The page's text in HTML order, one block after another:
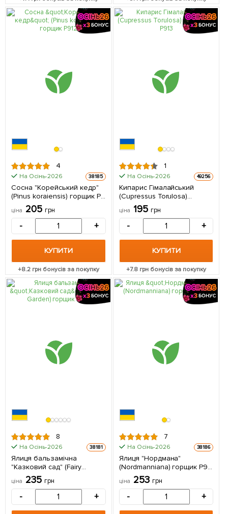
4
На Осінь-2026 38185
Сосна "Корейський кедр"
(Pinus koraiensis) горщик P9
1 однорічний саджанець в
упаковці
ціна 205 грн
- +
КУПИТИ
+8.2 грн бонусів за покупку
1
На Осінь-2026 49256
Кипарис Гімалайський
(Cupressus Torulosa)
контейнер Р9 1 шт в
упаковці
ціна 195 грн
- +
КУПИТИ
+7.8грн бонусів за покупку
8
На Осінь-2026 38181
Ялиця бальзамічна
"Казковий сад" (Fairy
Garden) горщик P9 1
саджанець в упаковці
ціна 235 грн
- +
7
На Осінь-2026 38186
Ялиця "Нордмана"
(Nordmanniana) горщик P9 1
саджанець в упаковці
ціна 253 грн
- +